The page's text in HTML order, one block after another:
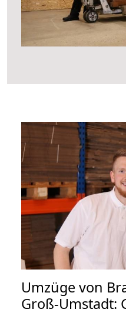
Umzüge von
Groß-Umstadt: